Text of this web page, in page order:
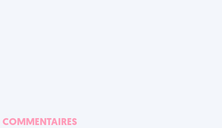
COMMENTAIRES